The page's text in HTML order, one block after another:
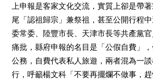
上申報是客家文化交流，實質上卻是帶
尾「認祖歸宗」兼祭祖，甚至公開行程
委常委、陸豐市長、天津市長等共產黨
痛批，縣府申報的名目是「公假自費」
公務，自費代表私人旅遊，兩者混為一
行，呼籲楊文科「不要再擺爛不做事，